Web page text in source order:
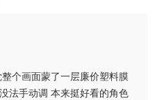
个画面蒙了一层廉价塑料膜
法手动调 本来挺好看的角色